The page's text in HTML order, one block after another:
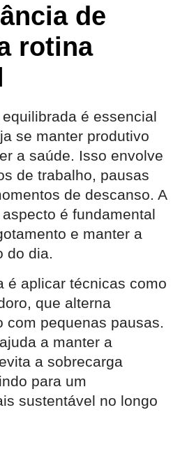
de
rotina
é essencial
se manter produtivo
a saúde. Isso envolve
de trabalho, pausas
de descanso. A
é fundamental
e manter a
do dia.
é aplicar técnicas como
que alterna
com pequenas pausas.
a manter a
a sobrecarga
para um
sustentável no longo